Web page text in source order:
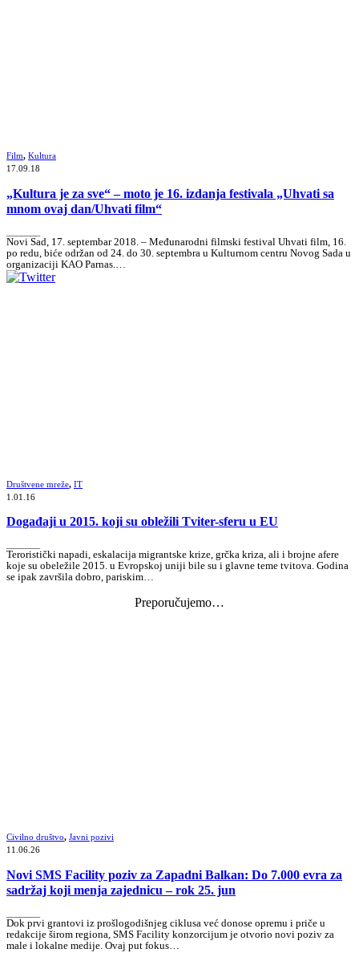
Film, Kultura
17.09.18
„Kultura je za sve“ – moto je 16. izdanja festivala „Uhvati sa
mnom ovaj dan/Uhvati film“
Novi Sad, 17. septembar 2018. – Međunarodni filmski festival Uhvati film, 16.
po redu, biće održan od 24. do 30. septembra u Kulturnom centru Novog Sada u
organizaciji KAO Parnas.…
Društvene mreže, IT
1.01.16
Događaji u 2015. koji su obležili Tviter-sferu u EU
Teroristički napadi, eskalacija migrantske krize, grčka kriza, ali i brojne afere
koje su obeležile 2015. u Evropskoj uniji bile su i glavne teme tvitova. Godina
se ipak završila dobro, pariskim…
Preporučujemo…
Civilno društvo, Javni pozivi
11.06.26
Novi SMS Facility poziv za Zapadni Balkan: Do 7.000 evra za
sadržaj koji menja zajednicu – rok 25. jun
Dok prvi grantovi iz prošlogodišnjeg ciklusa već donose opremu i priče u
redakcije širom regiona, SMS Facility konzorcijum je otvorio novi poziv za
male i lokalne medije. Ovaj put fokus…